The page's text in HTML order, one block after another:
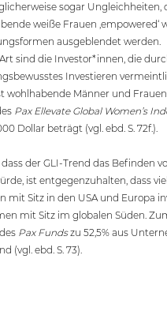
sogar Ungleichheiten,
weiße Frauen ‚empowered‘
ausgeblendet werden.
sind die Investor*innen, die
Investieren
wohlhabende Männer und
Pax Ellevate Global Women’s
Dollar beträgt (vgl. ebd. S. 72f.).
dass der GLI-Trend das Befinden
ist entgegenzuhalten, dass
mit Sitz in den USA und Europa
mit Sitz im globalen Süden.
Pax Funds zu 52,5% aus
(vgl. ebd. S. 73).